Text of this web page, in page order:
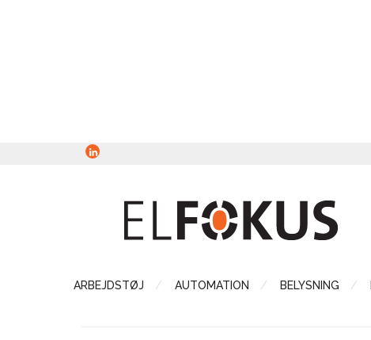
ARBEJDSTØJ AUTOMATION BELYSNING